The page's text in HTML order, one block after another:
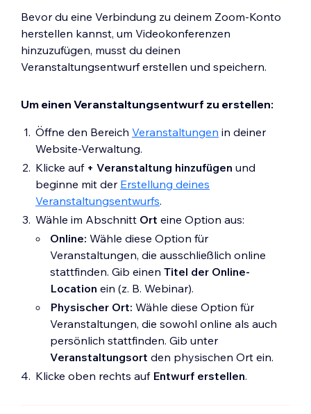
Bevor du eine Verbindung zu deinem Zoom-Konto
herstellen kannst, um Videokonferenzen
hinzuzufügen, musst du deinen
Veranstaltungsentwurf erstellen und speichern.
Um einen Veranstaltungsentwurf zu erstellen:
Öffne den Bereich Veranstaltungen in deiner
Website-Verwaltung.
Klicke auf + Veranstaltung hinzufügen und
beginne mit der Erstellung deines
Veranstaltungsentwurfs.
Wähle im Abschnitt Ort eine Option aus:
Online: Wähle diese Option für
Veranstaltungen, die ausschließlich online
stattfinden. Gib einen Titel der Online-
Location ein (z. B. Webinar).
Physischer Ort: Wähle diese Option für
Veranstaltungen, die sowohl online als auch
persönlich stattfinden. Gib unter
Veranstaltungsort den physischen Ort ein.
Klicke oben rechts auf Entwurf erstellen.